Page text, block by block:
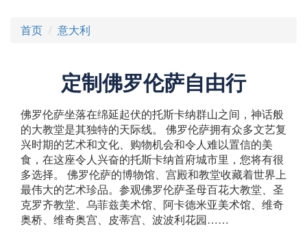
首页 意大利
定制佛罗伦萨自由行
佛罗伦萨坐落在绵延起伏的托斯卡纳群山之间，神话般
的大教堂是其独特的天际线。 佛罗伦萨拥有众多文艺复
兴时期的艺术和文化、购物机会和令人难以置信的美
食，在这座令人兴奋的托斯卡纳首府城市里，您将有很
多选择。 佛罗伦萨的博物馆、宫殿和教堂收藏着世界上
最伟大的艺术珍品。参观佛罗伦萨圣母百花大教堂、圣
克罗齐教堂、乌菲兹美术馆、阿卡德米亚美术馆、维奇
奥桥、维奇奥宫、皮蒂宫、波波利花园……